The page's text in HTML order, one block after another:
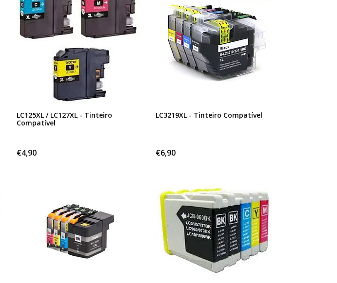
LC125XL / LC127XL - Tinteiro
Compatível
€4,90
LC3219XL - Tinteiro Compatível
€6,90